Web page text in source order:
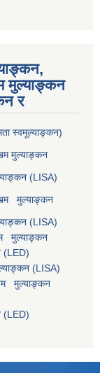
मुल्याङ्कन
र
स्वमूल्याङ्कन)
मुल्याङ्कन
(LISA)
मुल्याङ्कन
(LISA)
मुल्याङ्कन
(LED)
(LISA)
मुल्याङ्कन
(LED)